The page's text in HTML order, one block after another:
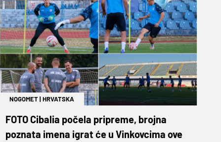
NOGOMET|HRVATSKA
FOTO Cibalia počela pripreme, brojna
poznata imena igrat će u Vinkovcima ove